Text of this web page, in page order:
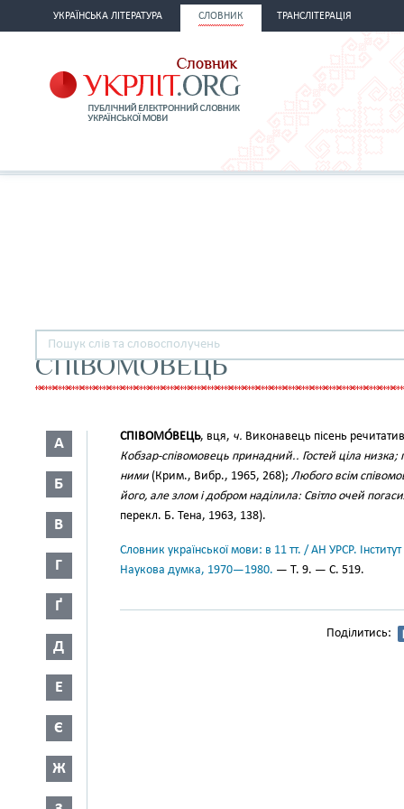
УКРАЇНСЬКА ЛІТЕРАТУРА СЛОВНИК ТРАНСЛІТЕРАЦІЯ
СПІВОМОВЕЦЬ
А
Б
В
Г
Ґ
Д
Е
Є
Ж
СПІВОМО́ВЕЦЬ, вця, ч. Виконавець пісень
Кобзар-співомовець принадний.. Гостей ціла
ними (Крим., Вибр., 1965, 268); Любого всім
його, але злом і добром наділила: Світло очей
перекл. Б. Тена, 1963, 138).
Словник української мови: в 11 тт. / АН УРСР.
Наукова думка, 1970—1980. — Т. 9. — С. 519.
Поділитись: